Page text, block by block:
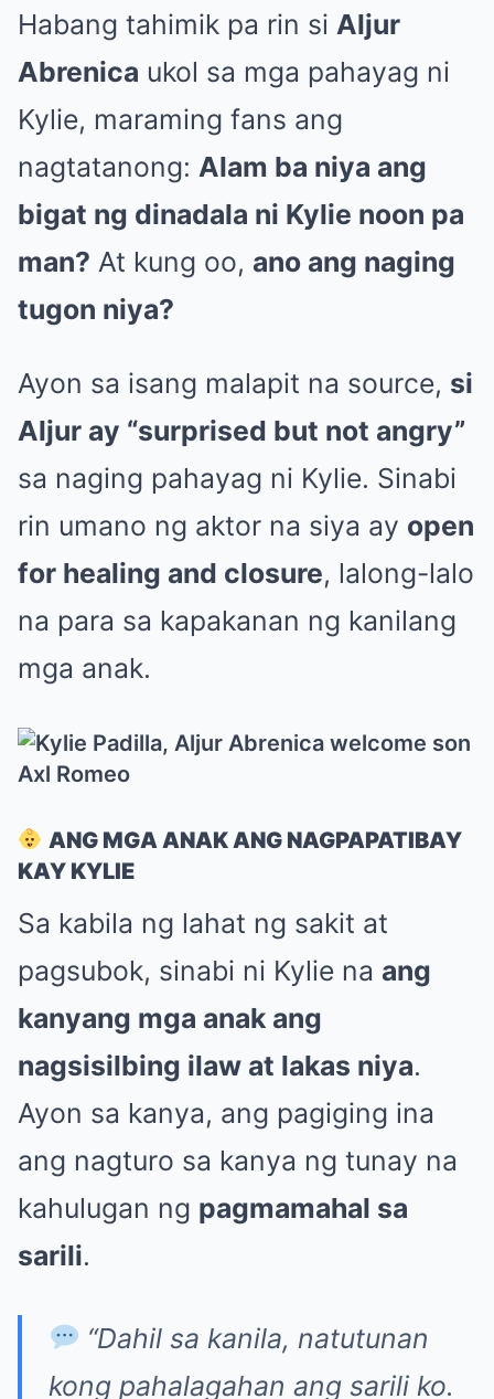
Habang tahimik pa rin si Aljur
Abrenica ukol sa mga pahayag ni
Kylie, maraming fans ang
nagtatanong: Alam ba niya ang
bigat ng dinadala ni Kylie noon pa
man? At kung oo, ano ang naging
tugon niya?
Ayon sa isang malapit na source, si
Aljur ay “surprised but not angry”
sa naging pahayag ni Kylie. Sinabi
rin umano ng aktor na siya ay open
for healing and closure, lalong-lalo
na para sa kapakanan ng kanilang
mga anak.
ANG MGA ANAK ANG NAGPAPATIBAY
KAY KYLIE
Sa kabila ng lahat ng sakit at
pagsubok, sinabi ni Kylie na ang
kanyang mga anak ang
nagsisilbing ilaw at lakas niya.
Ayon sa kanya, ang pagiging ina
ang nagturo sa kanya ng tunay na
kahulugan ng pagmamahal sa
sarili.
“Dahil sa kanila, natutunan
kong pahalagahan ang sarili ko.